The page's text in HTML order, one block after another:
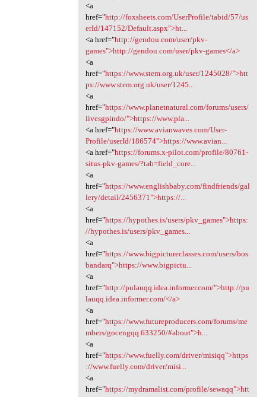
<a
href="http://foxsheets.com/UserProfile/tabid/57/us
erId/147152/Default.aspx">ht...
<a href="http://gendou.com/user/pkv-
games">http://gendou.com/user/pkv-games</a>
<a
href="https://www.stem.org.uk/user/1245028/">htt
ps://www.stem.org.uk/user/1245...
<a
href="https://www.planetnatural.com/forums/users/
livesgpindo/">https://www.pla...
<a href="https://www.avianwaves.com/User-
Profile/userId/186574">https://www.avian...
<a href="https://forums.x-pilot.com/profile/80761-
situs-pkv-games/?tab=field_core...
<a
href="https://www.englishbaby.com/findfriends/gal
lery/detail/2456371">https://...
<a
href="https://hypothes.is/users/pkv_games">https:
//hypothes.is/users/pkv_games...
<a
href="https://www.bigpictureclasses.com/users/bos
bandarq">https://www.bigpictu...
<a
href="http://pulauqq.idea.informer.com/">http://pu
lauqq.idea.informer.com/</a>
<a
href="https://www.futureproducers.com/forums/me
mbers/gocengqq.633250/#about">h...
<a
href="https://www.fuelly.com/driver/misiqq">https
://www.fuelly.com/driver/misi...
<a
href="https://mydramalist.com/profile/sewaqq">htt